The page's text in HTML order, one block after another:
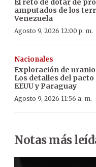
El reto de dotar de
amputados de los
Venezuela
Agosto 9, 2026 12:00 p. m.
Nacionales
Exploración de
Los detalles del
EEUU y Paraguay
Agosto 9, 2026 11:56 a. m.
Notas más